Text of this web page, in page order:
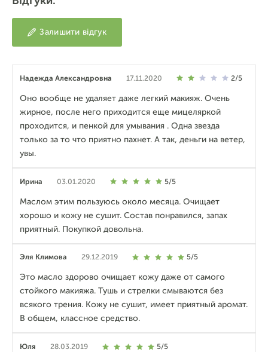
Залишити відгук
Надежда Александровна 17.11.2020 2/5
Оно вообще не удаляет даже легкий макияж. Очень
жирное, после него приходится еще мицеляркой
проходится, и пенкой для умывания . Одна звезда
только за то что приятно пахнет. А так, деньги на ветер,
увы.
Ирина 03.01.2020 5/5
Маслом этим пользуюсь около месяца. Очищает
хорошо и кожу не сушит. Состав понравился, запах
приятный. Покупкой довольна.
Эля Климова 29.12.2019 5/5
Это масло здорово очищает кожу даже от самого
стойкого макияжа. Тушь и стрелки смываются без
всякого трения. Кожу не сушит, имеет приятный аромат.
В общем, классное средство.
Юля 28.03.2019 5/5